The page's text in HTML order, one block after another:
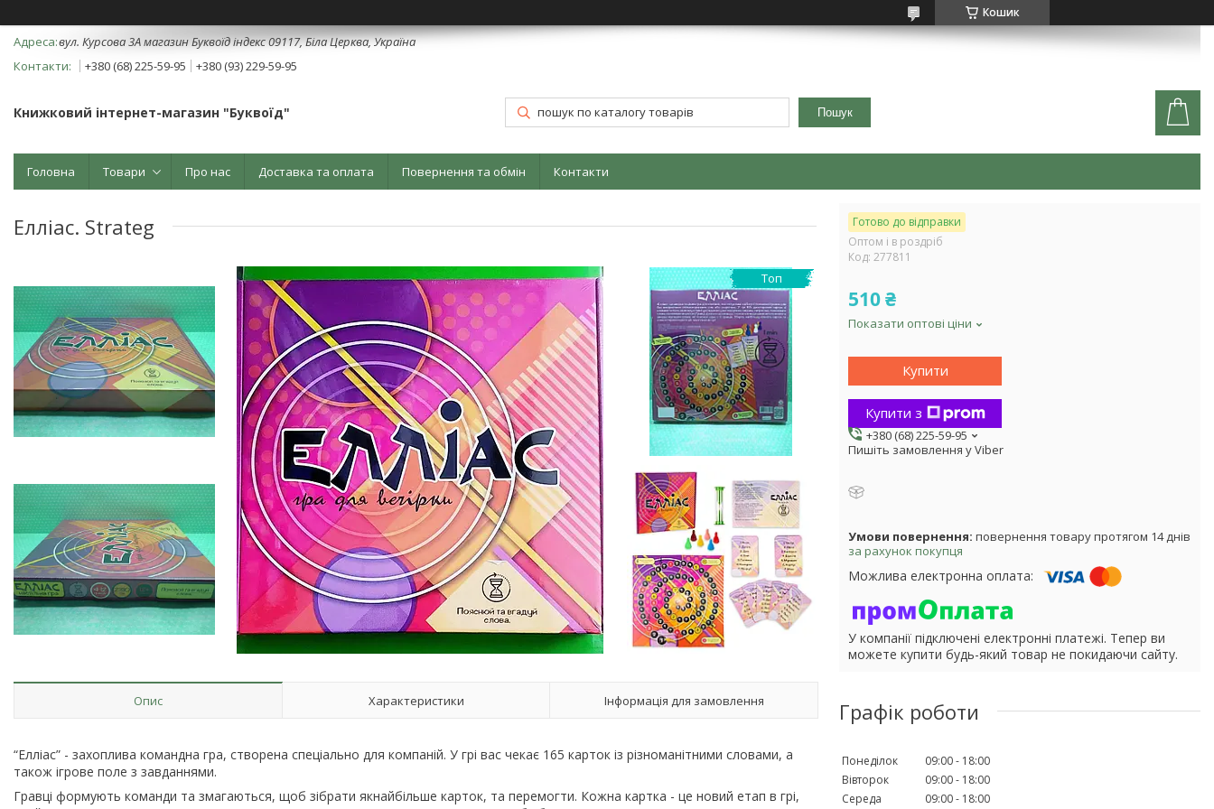
Кошик
вул. Курсова 3А магазин Буквоїд індекс 09117, Біла Церква, Україна
+380 (68) 225-59-95
+380 (93) 229-59-95
Книжковий інтернет-магазин "Буквоїд" Пошук
Головна Товари Про нас Доставка та оплата Повернення та обмін Контакти
Елліас. Strateg
Топ
Опис Характеристики Інформація для замовлення
“Елліас” - захоплива командна гра, створена спеціально для компаній. У грі вас чекає 165 карток із різноманітними словами, а
також ігрове поле з завданнями.
Гравці формують команди та змагаються, щоб зібрати якнайбільше карток, та перемогти. Кожна картка - це новий етап в грі,
Готово до відправки
Оптом і в роздріб
Код: 277811
510 ₴
Показати оптові ціни
Купити
Купити з
+380 (68) 225-59-95
Пишіть замовлення у Viber
повернення товару протягом 14 днів
за рахунок покупця
У компанії підключені електронні платежі. Тепер ви
можете купити будь-який товар не покидаючи сайту.
Графік роботи
Понеділок 09:00
18:00
Вівторок
09:00
18:00
Середа
09:00 18:00